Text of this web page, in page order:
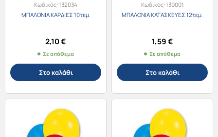
Κωδικός:132034
ΜΠΑΛΟΝΙΑ ΚΑΡΔΙΕΣ 10τεμ.
2,10€
Σε απόθεμα
Στο καλάθι
Κωδικός:139001
ΜΠΑΛΟΝΙΑ ΚΑΤΑΣΚΕΥΕΣ 12τεμ.
1,59€
Σε απόθεμα
Στο καλάθι